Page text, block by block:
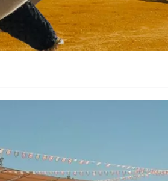
ACTUALITÉS TAURINES PHOTOS TAURINES 2026